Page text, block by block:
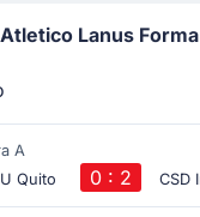
Lanus Forma
A
Quito
0 : 2